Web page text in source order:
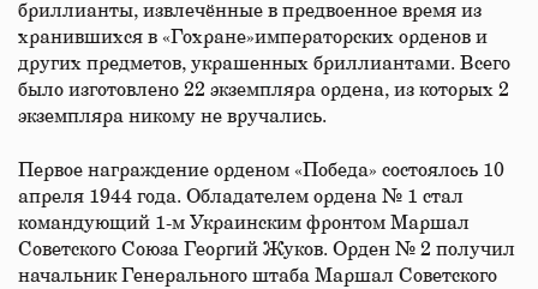
бриллианты, извлечённые в предвоенное время из
хранившихся в «Гохране»императорских орденов и
других предметов, украшенных бриллиантами. Всего
было изготовлено 22 экземпляра ордена, из которых 2
экземпляра никому не вручались.
Первое награждение орденом «Победа» состоялось 10
апреля 1944 года. Обладателем ордена № 1 стал
командующий 1-м Украинским фронтом Маршал
Советского Союза Георгий Жуков. Орден № 2 получил
начальник Генерального штаба Маршал Советского